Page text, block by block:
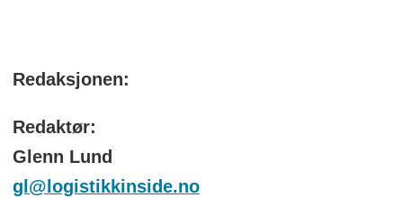
Redaksjonen:
Redaktør:
Glenn Lund
gl@logistikkinside.no